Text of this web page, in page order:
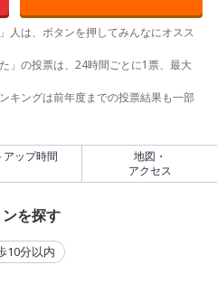
人は、ボタンを押してみんなにオスス
」の投票は、24時間ごとに1票、最大
キングは前年度までの投票結果も一部
アップ時間
地図・
アクセス
を探す
10分以内